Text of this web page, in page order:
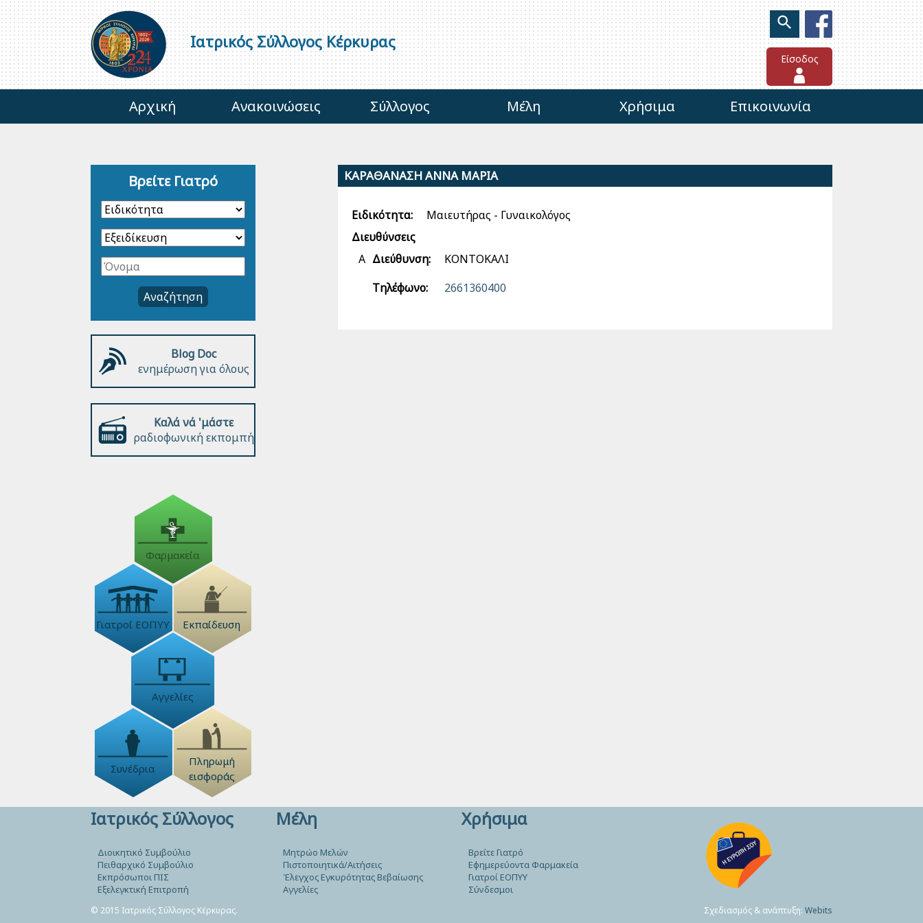
Ιατρικός Σύλλογος Κέρκυρας
Είσοδος
Αρχική Ανακοινώσεις Σύλλογος Μέλη Χρήσιμα Επικοινωνία
ΚΑΡΑΘΑΝΑΣΗ ΑΝΝΑ ΜΑΡΙΑ
Ειδικότητα:
Μαιευτήρας - Γυναικολόγος
Διευθύνσεις
Α Διεύθυνση:
ΚΟΝΤΟΚΑΛΙ
Τηλέφωνο:
2661360400
Βρείτε Γιατρό
Αναζήτηση
Blog Doc
ενημέρωση για όλους
Καλά νά 'μάστε
ραδιοφωνική εκπομπή
Φαρμακεία
Γιατροί ΕΟΠΥΥ Εκπαίδευση
Αγγελίες
Συνέδρια
Πληρωμή
εισφοράς
Ιατρικός Σύλλογος
Διοικητικό Συμβούλιο
Πειθαρχικό Συμβούλιο
Εκπρόσωποι ΠΙΣ
Εξελεγκτική Επιτροπή
Μέλη
Μητρώο Μελών
Πιστοποιητικά/Αιτήσεις
Έλεγχος Εγκυρότητας Βεβαίωσης
Αγγελίες
Χρήσιμα
Βρείτε Γιατρό
Εφημερεύοντα Φαρμακεία
Γιατροί ΕΟΠΥΥ
Σύνδεσμοι
© 2015 Ιατρικός Σύλλογος Κέρκυρας. Σχεδιασμός & ανάπτυξη: Webits